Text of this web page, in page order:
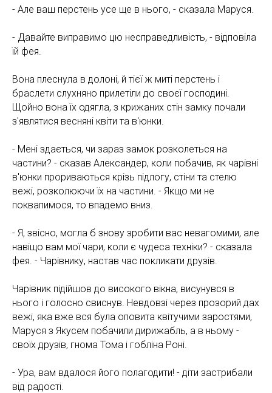
- Але ваш перстень усе ще в нього, - сказала Маруся.
- Давайте виправимо цю несправедливість, - відповіла
їй фея.
Вона плеснула в долоні, й тієї ж миті перстень і
браслети слухняно прилетіли до своєї господині.
Щойно вона їх одягла, з крижаних стін замку почали
з'являтися весняні квіти та в'юнки.
- Мені здається, чи зараз замок розколеться на
частини? - сказав Александер, коли побачив, як чарівні
в'юнки прориваються крізь підлогу, стіни та стелю
вежі, розколюючи їх на частини. - Якщо ми не
поквапимося, то впадемо вниз.
- Я, звісно, могла б знову зробити вас невагомими, але
навіщо вам мої чари, коли є чудеса техніки? - сказала
фея. - Чарівнику, настав час покликати друзів.
Чарівник підійшов до високого вікна, висунувся в
нього і голосно свиснув. Невдовзі через прозорий дах
вежі, яка вже вся була оповита квітучими заростями,
Маруся з Якусем побачили дирижабль, а в ньому -
своїх друзів, гнома Тома і гобліна Роні.
- Ура, вам вдалося його полагодити! - діти застрибали
від радості.